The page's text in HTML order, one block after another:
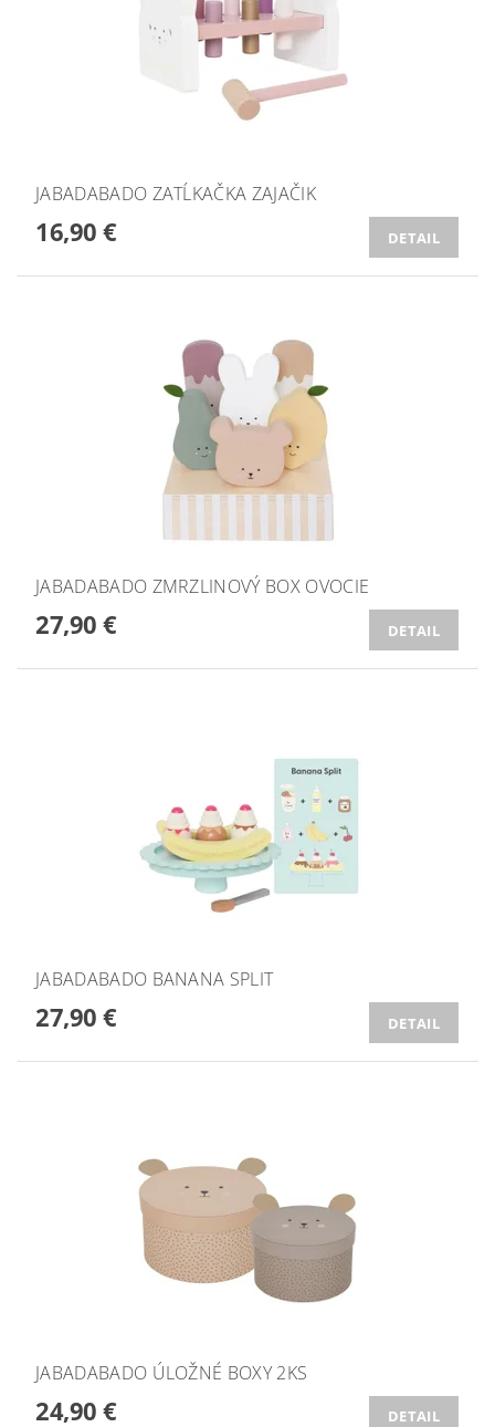
JABADABADO ZATĹKAČKA ZAJAČIK
16,90 € DETAIL
JABADABADO ZMRZLINOVÝ BOX OVOCIE
27,90 € DETAIL
JABADABADO BANANA SPLIT
27,90 € DETAIL
JABADABADO ÚLOŽNÉ BOXY 2KS
24,90 € DETAIL